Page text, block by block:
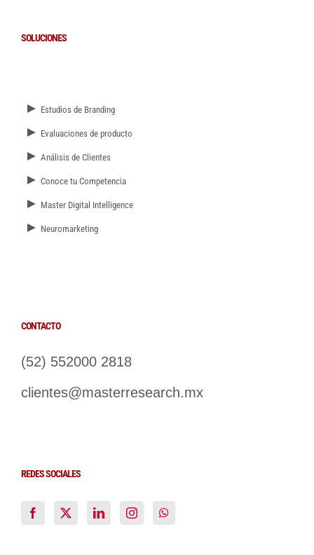
SOLUCIONES
► Estudios de Branding
► Evaluaciones de producto
► Análisis de Clientes
► Conoce tu Competencia
► Master Digital Intelligence
► Neuromarketing
CONTACTO
(52) 552000 2818
clientes@masterresearch.mx
REDES SOCIALES